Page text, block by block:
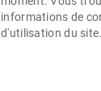
informations de
d'utilisation du site.